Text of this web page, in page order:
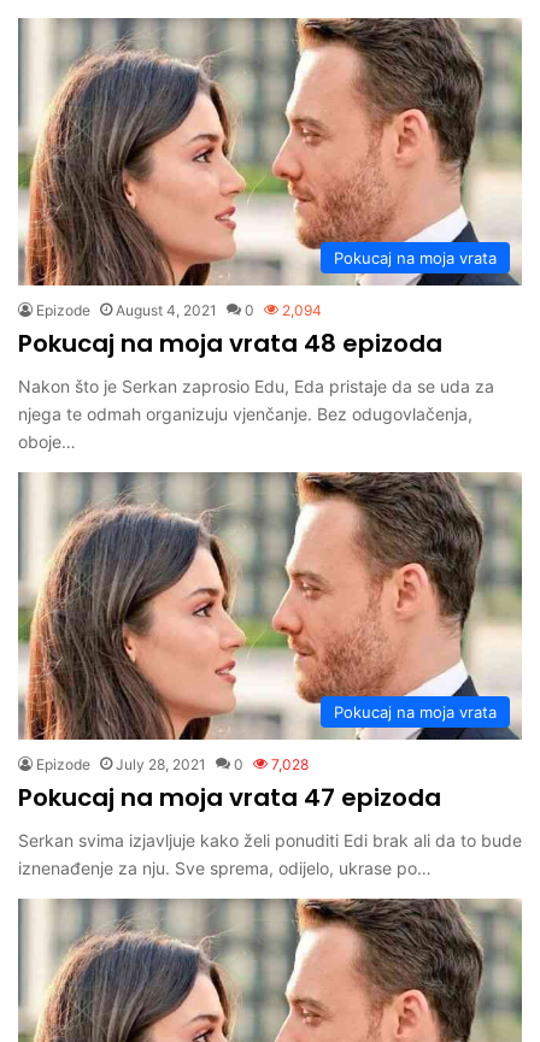
Pokucaj na moja vrata
Epizode August 4, 2021 0 2,094
Pokucaj na moja vrata 48 epizoda
Nakon što je Serkan zaprosio Edu, Eda pristaje da se uda za
njega te odmah organizuju vjenčanje. Bez odugovlačenja,
oboje…
Pokucaj na moja vrata
Epizode July 28, 2021 0 7,028
Pokucaj na moja vrata 47 epizoda
Serkan svima izjavljuje kako želi ponuditi Edi brak ali da to bude
iznenađenje za nju. Sve sprema, odijelo, ukrase po…